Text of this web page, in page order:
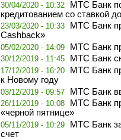
30/04/2020 - 10:32
МТС Банк
кредитованием со ставкой
23/03/2020 - 10:33
​МТС Банк
Cashback​»
05/02/2020 - 14:09 МТС Банк
30/12/2019 - 11:45 МТС Банк
17/12/2019 - 16:20
МТС Банк
к Новому году
03/12/2019 - 09:57 МТС Банк
26/11/2019 - 10:08
МТС Банк
«черной пятнице»
05/11/2019 - 10:29
МТС Банк
счет